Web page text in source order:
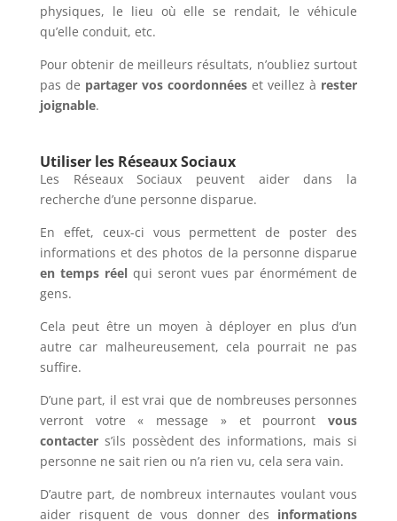
physiques, le lieu où elle se rendait, le véhicule
qu’elle conduit, etc.
Pour obtenir de meilleurs résultats, n’oubliez surtout
pas de partager vos coordonnées et veillez à rester
joignable.
Utiliser les Réseaux Sociaux
Les Réseaux Sociaux peuvent aider dans la
recherche d’une personne disparue.
En effet, ceux-ci vous permettent de poster des
informations et des photos de la personne disparue
en temps réel qui seront vues par énormément de
gens.
Cela peut être un moyen à déployer en plus d’un
autre car malheureusement, cela pourrait ne pas
suffire.
D’une part, il est vrai que de nombreuses personnes
verront votre « message » et pourrontvous
contacters’ils possèdent des informations, mais si
personne ne sait rien ou n’a rien vu, cela sera vain.
D’autre part, de nombreux internautes voulant vous
aider risquent de vous donner des informations